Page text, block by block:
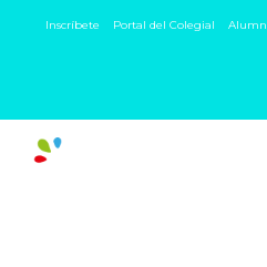
Inscríbete Portal del Colegial